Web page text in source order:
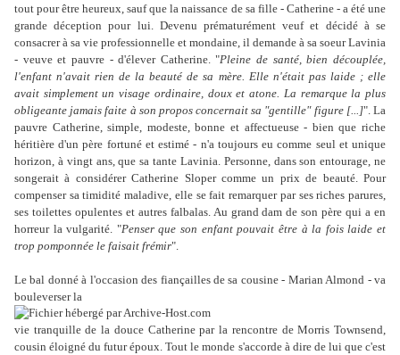
tout pour être heureux, sauf que la naissance de sa fille - Catherine - a été une
grande déception pour lui. Devenu prématurément veuf et décidé à se
consacrer à sa vie professionnelle et mondaine, il demande à sa soeur Lavinia
- veuve et pauvre - d'élever Catherine. "Pleine de santé, bien découplée,
l'enfant n'avait rien de la beauté de sa mère. Elle n'était pas laide ; elle
avait simplement un visage ordinaire, doux et atone. La remarque la plus
obligeante jamais faite à son propos concernait sa "gentille" figure [...]". La
pauvre Catherine, simple, modeste, bonne et affectueuse - bien que riche
héritière d'un père fortuné et estimé - n'a toujours eu comme seul et unique
horizon, à vingt ans, que sa tante Lavinia. Personne, dans son entourage, ne
songerait à considérer Catherine Sloper comme un prix de beauté. Pour
compenser sa timidité maladive, elle se fait remarquer par ses riches parures,
ses toilettes opulentes et autres falbalas. Au grand dam de son père qui a en
horreur la vulgarité. "Penser que son enfant pouvait être à la fois laide et
trop pomponnée le faisait frémir".
Le bal donné à l'occasion des fiançailles de sa cousine - Marian Almond - va
bouleverser la
vie tranquille de la douce Catherine par la rencontre de Morris Townsend,
cousin éloigné du futur époux. Tout le monde s'accorde à dire de lui que c'est